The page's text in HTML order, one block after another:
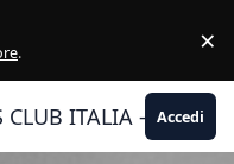
. ×
CLUB ITALIA -Accedi